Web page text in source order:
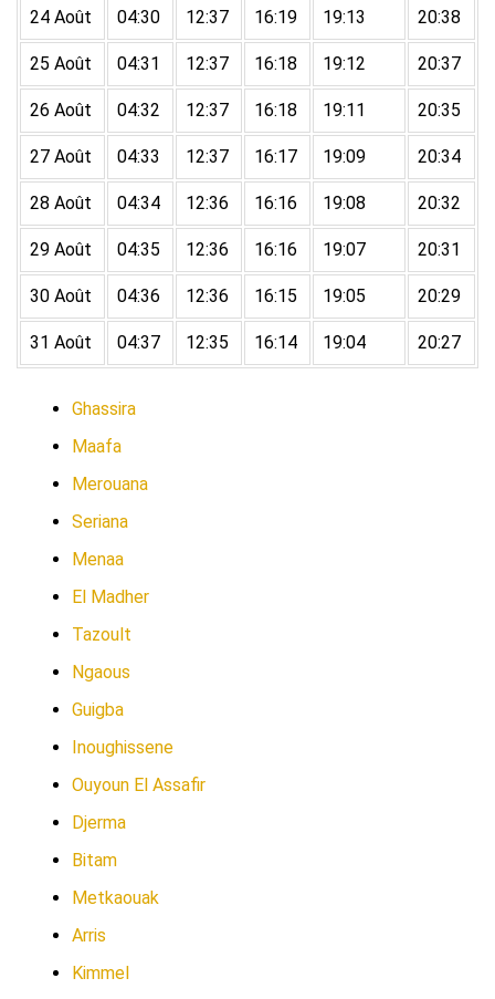
24 Août 04:30 12:37 16:19 19:13 20:38
25 Août 04:31 12:37 16:18 19:12 20:37
26 Août 04:32 12:37 16:18 19:11 20:35
27 Août 04:33 12:37 16:17 19:09 20:34
28 Août 04:34 12:36 16:16 19:08 20:32
29 Août 04:35 12:36 16:16 19:07 20:31
30 Août 04:36 12:36 16:15 19:05 20:29
31 Août 04:37 12:35 16:14 19:04 20:27
Ghassira
Maafa
Merouana
Seriana
Menaa
El Madher
Tazoult
Ngaous
Guigba
Inoughissene
Ouyoun El Assafir
Djerma
Bitam
Metkaouak
Arris
Kimmel